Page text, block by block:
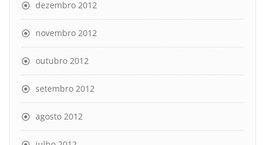
dezembro 2012
novembro 2012
outubro 2012
setembro 2012
agosto 2012